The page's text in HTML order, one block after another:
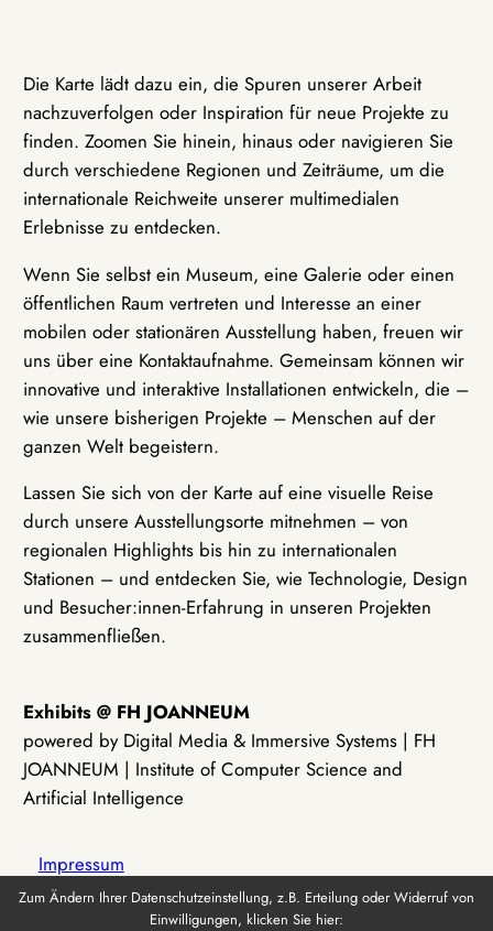
Die Karte lädt dazu ein, die Spuren unserer Arbeit
nachzuverfolgen oder Inspiration für neue Projekte zu
finden. Zoomen Sie hinein, hinaus oder navigieren Sie
durch verschiedene Regionen und Zeiträume, um die
internationale Reichweite unserer multimedialen
Erlebnisse zu entdecken.
Wenn Sie selbst ein Museum, eine Galerie oder einen
öffentlichen Raum vertreten und Interesse an einer
mobilen oder stationären Ausstellung haben, freuen wir
uns über eine Kontaktaufnahme. Gemeinsam können wir
innovative und interaktive Installationen entwickeln, die –
wie unsere bisherigen Projekte – Menschen auf der
ganzen Welt begeistern.
Lassen Sie sich von der Karte auf eine visuelle Reise
durch unsere Ausstellungsorte mitnehmen – von
regionalen Highlights bis hin zu internationalen
Stationen – und entdecken Sie, wie Technologie, Design
und Besucher:innen-Erfahrung in unseren Projekten
zusammenfließen.
Exhibits @ FH JOANNEUM
powered by Digital Media & Immersive Systems | FH
JOANNEUM | Institute of Computer Science and
Artificial Intelligence
Impressum
Zum Ändern Ihrer Datenschutzeinstellung, z.B. Erteilung oder Widerruf von
Einwilligungen, klicken Sie hier: